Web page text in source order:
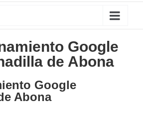
Google
de Abona
Google
Abona